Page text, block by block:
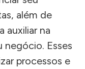
além de
auxiliar na
negócio. Esses
processos e